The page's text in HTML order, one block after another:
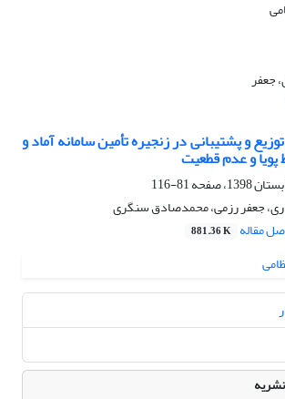
جعفر
و پشتیبانی در زنجیره تأمین سامانه آماد و
پویا و عدم قطعیت
81-116
جعفر رزمی، محمدصادق سنگری
مقاله 881.36 K